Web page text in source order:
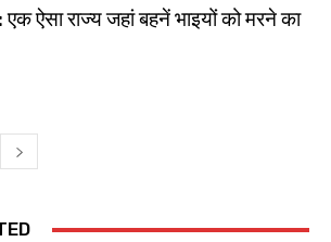
एक ऐसा राज्य जहां बहनें भाइयों को मरने का